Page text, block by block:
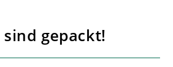
gepackt!